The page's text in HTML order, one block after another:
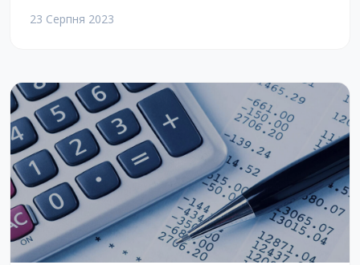
добре від важкої роботи. Згідно з блогом
робочому місці. Ми чуємо модні слова на
кшталт «клініка-єдинорог», дивимося на
власну ситуацію […]
23 Серпня 2023